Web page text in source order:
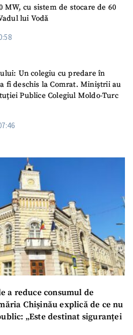
MW, cu sistem de stocare de 60
lui Vodă
Un colegiu cu predare în
fi deschis la Comrat. Miniștrii au
Publice Colegiul Moldo-Turc
a reduce consumul de
Chișinău explică de ce nu
„Este destinat siguranței